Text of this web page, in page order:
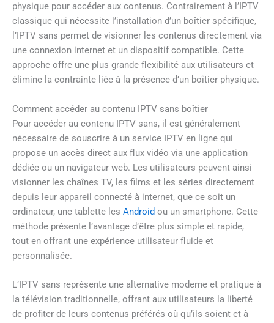
physique pour accéder aux contenus. Contrairement à l’IPTV
classique qui nécessite l’installation d’un boîtier spécifique,
l’IPTV sans permet de visionner les contenus directement via
une connexion internet et un dispositif compatible. Cette
approche offre une plus grande flexibilité aux utilisateurs et
élimine la contrainte liée à la présence d’un boîtier physique.
Comment accéder au contenu IPTV sans boîtier
Pour accéder au contenu IPTV sans, il est généralement
nécessaire de souscrire à un service IPTV en ligne qui
propose un accès direct aux flux vidéo via une application
dédiée ou un navigateur web. Les utilisateurs peuvent ainsi
visionner les chaînes TV, les films et les séries directement
depuis leur appareil connecté à internet, que ce soit un
ordinateur, une tablette les Android ou un smartphone. Cette
méthode présente l’avantage d’être plus simple et rapide,
tout en offrant une expérience utilisateur fluide et
personnalisée.
L’IPTV sans représente une alternative moderne et pratique à
la télévision traditionnelle, offrant aux utilisateurs la liberté
de profiter de leurs contenus préférés où qu’ils soient et à